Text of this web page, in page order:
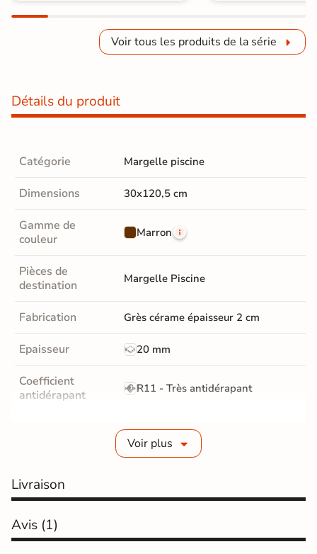
Voir tous les produits de la série
Détails du produit
Catégorie Margelle piscine
Dimensions 30x120,5 cm
Gamme de
couleur
Marron
Pièces de
destination
Margelle Piscine
Fabrication Grès cérame épaisseur 2 cm
Epaisseur 20 mm
Coefficient
antidérapant
R11 - Très antidérapant
GR5 - Ultra-résistant
Bords rectifié
Finition Mate
Voir plus
Livraison
Avis (1)